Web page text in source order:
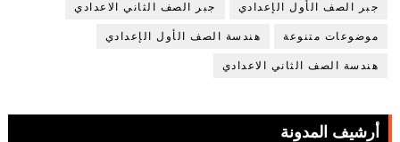
جبر الصف الأول الإعدادي جبر الصف الثاني الاعدادي
موضوعات متنوعة هندسة الصف الأول الإعدادي
هندسة الصف الثاني الاعدادي
أرشيف المدونة